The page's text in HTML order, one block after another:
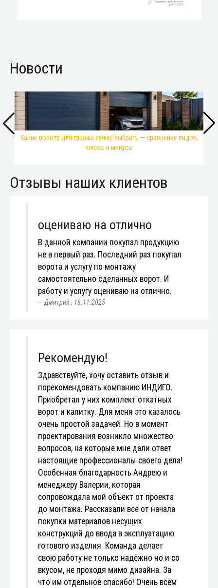
Новости
Какие ворота для гаража лучше выбрать — сравнение видов,
плюсы и минусы
Отзывы наших клиентов
оцениваю на отлично
В данной компании покупал продукцию
не в первый раз. Последний раз покупал
ворота и услугу по монтажу
самостоятельно сделанных ворот. И
работу и услугу оцениваю на отлично.
Дмитрий, 18.11.2025
Рекомендую!
Здравствуйте, хочу оставить отзыв и
порекомендовать компанию ИНДИГО.
Приобретал у них комплект откатных
ворот и калитку. Для меня это казалось
очень простой задачей. Но в момент
проектирования возникло множество
вопросов, на которые мне дали ответ
настоящие профессионалы своего дела!
Особенная благодарность Андрею и
менеджеру Валерии, которая
сопровождала мой объект от проекта
до монтажа. Рассказали всё от начала
покупки материалов несущих
конструкций до ввода в эксплуатацию
готового изделия. Команда делает
свою работу не только надёжно но и со
вкусом, не проходя мимо дизайна. За
что им отдельное спасибо! Очень всем